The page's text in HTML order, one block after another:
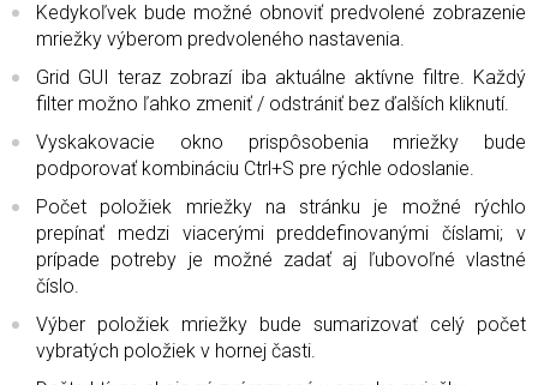
Kedykoľvek bude možné obnoviť predvolené zobrazenie
mriežky výberom predvoleného nastavenia.
Grid GUI teraz zobrazí iba aktuálne aktívne filtre. Každý
filter možno ľahko zmeniť / odstrániť bez ďalších kliknutí.
Vyskakovacie okno prispôsobenia mriežky bude
podporovať kombináciu Ctrl+S pre rýchle odoslanie.
Počet položiek mriežky na stránku je možné rýchlo
prepínať medzi viacerými preddefinovanými číslami; v
prípade potreby je možné zadať aj ľubovoľné vlastné
číslo.
Výber položiek mriežky bude sumarizovať celý počet
vybratých položiek v hornej časti.